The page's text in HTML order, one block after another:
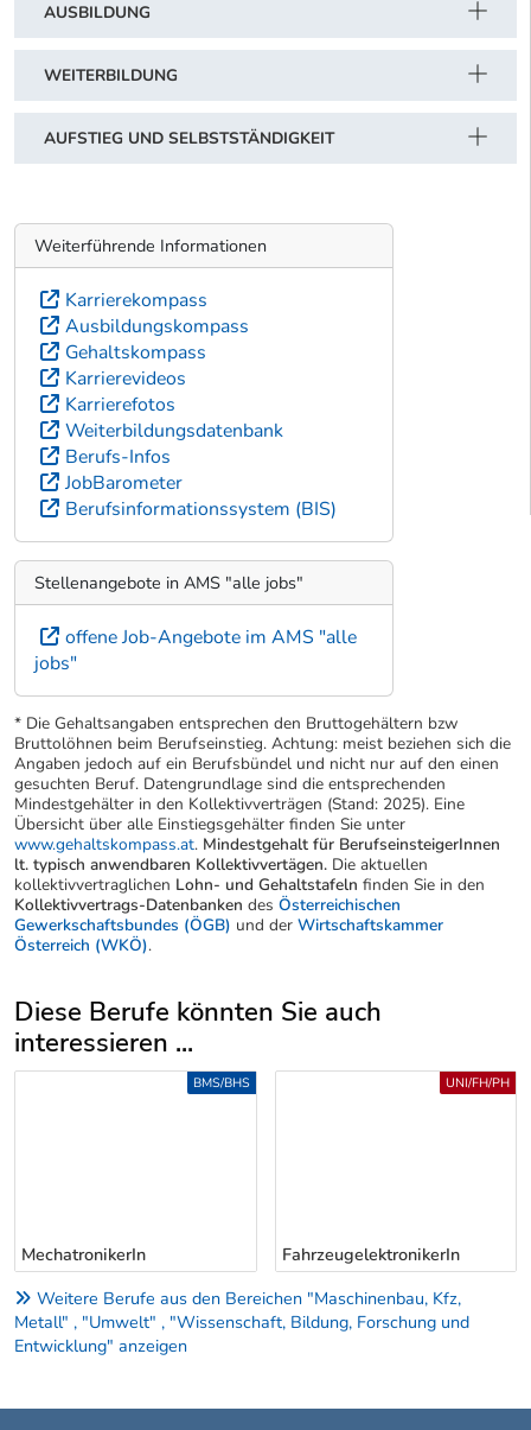
AUSBILDUNG
WEITERBILDUNG
AUFSTIEG UND SELBSTSTÄNDIGKEIT
Weiterführende Informationen
Karrierekompass
Ausbildungskompass
Gehaltskompass
Karrierevideos
Karrierefotos
Weiterbildungsdatenbank
Berufs-Infos
JobBarometer
Berufsinformationssystem (BIS)
Stellenangebote in AMS "alle jobs"
offene Job-Angebote im AMS "alle
jobs"
* Die Gehaltsangaben entsprechen den Bruttogehältern bzw
Bruttolöhnen beim Berufseinstieg. Achtung: meist beziehen sich die
Angaben jedoch auf ein Berufsbündel und nicht nur auf den einen
gesuchten Beruf. Datengrundlage sind die entsprechenden
Mindestgehälter in den Kollektivverträgen (Stand: 2025). Eine
Übersicht über alle Einstiegsgehälter finden Sie unter
www.gehaltskompass.at. Mindestgehalt für BerufseinsteigerInnen
lt. typisch anwendbaren Kollektivvertägen. Die aktuellen
kollektivvertraglichen Lohn- und Gehaltstafeln finden Sie in den
Kollektivvertrags-Datenbanken des Österreichischen
Gewerkschaftsbundes (ÖGB) und der Wirtschaftskammer
Österreich (WKÖ).
Diese Berufe könnten Sie auch
interessieren ...
Uber weitere Berufsvorschläge
MechatronikerIn
BMS/BHS
FahrzeugelektronikerIn
UNI/FH/PH
Weitere Berufe aus den Bereichen "Maschinenbau, Kfz,
Metall" , "Umwelt" , "Wissenschaft, Bildung, Forschung und
Entwicklung" anzeigen